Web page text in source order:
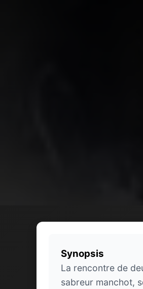
Synopsis
La rencontre de
sabreur manchot,